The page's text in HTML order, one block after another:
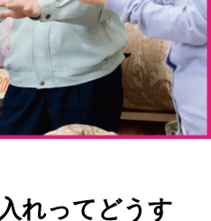
れってどうす